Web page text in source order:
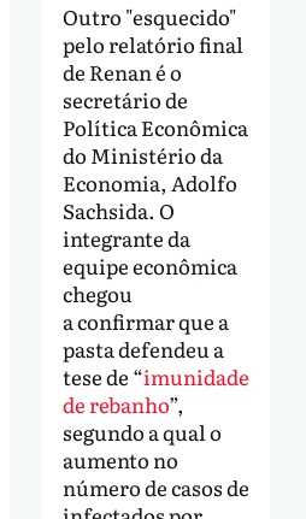
Outro "esquecido"
pelo relatório final
de Renan é o
secretário de
Política Econômica
do Ministério da
Economia, Adolfo
Sachsida. O
integrante da
equipe econômica
chegou
a confirmar que a
pasta defendeu a
tese de “imunidade
de rebanho”,
segundo a qual o
aumento no
número de casos de